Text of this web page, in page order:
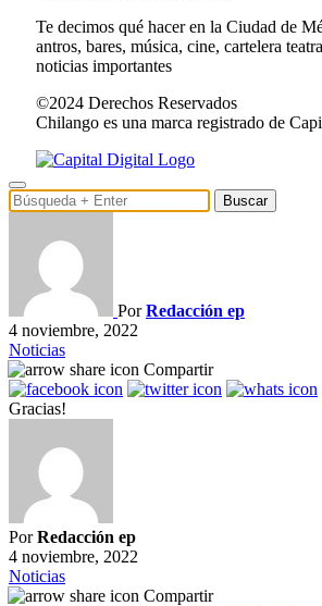
Te decimos qué hacer en la Ciudad de
antros, bares, música, cine, cartelera
noticias importantes
©2024 Derechos Reservados
Chilango es una marca registrado de
Buscar
PorRedacción ep
4 noviembre, 2022
Noticias
Compartir
Gracias!
PorRedacción ep
4 noviembre, 2022
Noticias
Compartir